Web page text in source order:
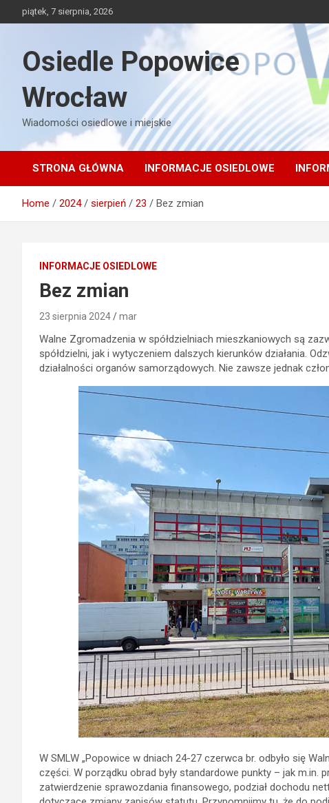
to
piątek, 7 sierpnia, 2026
Osiedle Popowice
Wrocław
Wiadomości osiedlowe i miejskie
STRONA GŁÓWNA INFORMACJE OSIEDLOWE
Home 2024 sierpień 23 Bez zmian
INFORMACJE OSIEDLOWE
Bez zmian
23 sierpnia 2024 mar
Walne Zgromadzenia w spółdzielniach mieszkaniowych są
spółdzielni, jak i wytyczeniem dalszych kierunków działania.
działalności organów samorządowych. Nie zawsze jednak
W SMLW „Popowice w dniach 24-27 czerwca br. odbyło się
części. W porządku obrad były standardowe punkty – jak m.in.
zatwierdzenie sprawozdania finansowego, podział dochodu